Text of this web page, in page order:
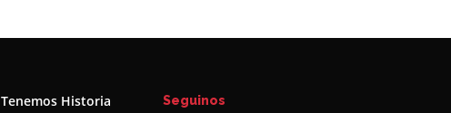
Tenemos Historia
Seguinos